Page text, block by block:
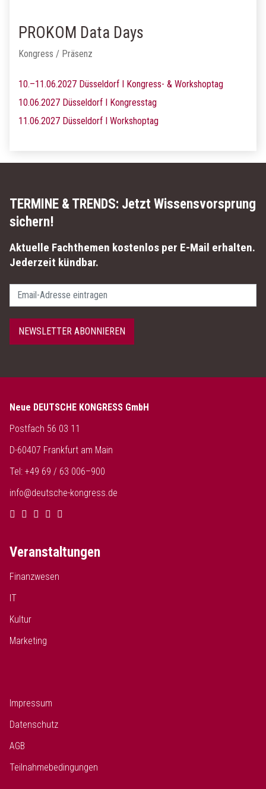
PROKOM Data Days
Kongress / Präsenz
10.–11.06.2027 Düsseldorf I Kongress- & Workshoptag
10.06.2027 Düsseldorf I Kongresstag
11.06.2027 Düsseldorf I Workshoptag
TERMINE & TRENDS: Jetzt Wissensvorsprung
sichern!
Aktuelle Fachthemen kostenlos per E-Mail erhalten.
Jederzeit kündbar.
Passwort
NEWSLETTER ABONNIEREN
Neue DEUTSCHE KONGRESS GmbH
Postfach 56 03 11
D-60407 Frankfurt am Main
Tel: +49 69 / 63 006–900
info@deutsche-kongress.de
Veranstaltungen
Finanzwesen
IT
Kultur
Marketing
Impressum
Datenschutz
AGB
Teilnahmebedingungen